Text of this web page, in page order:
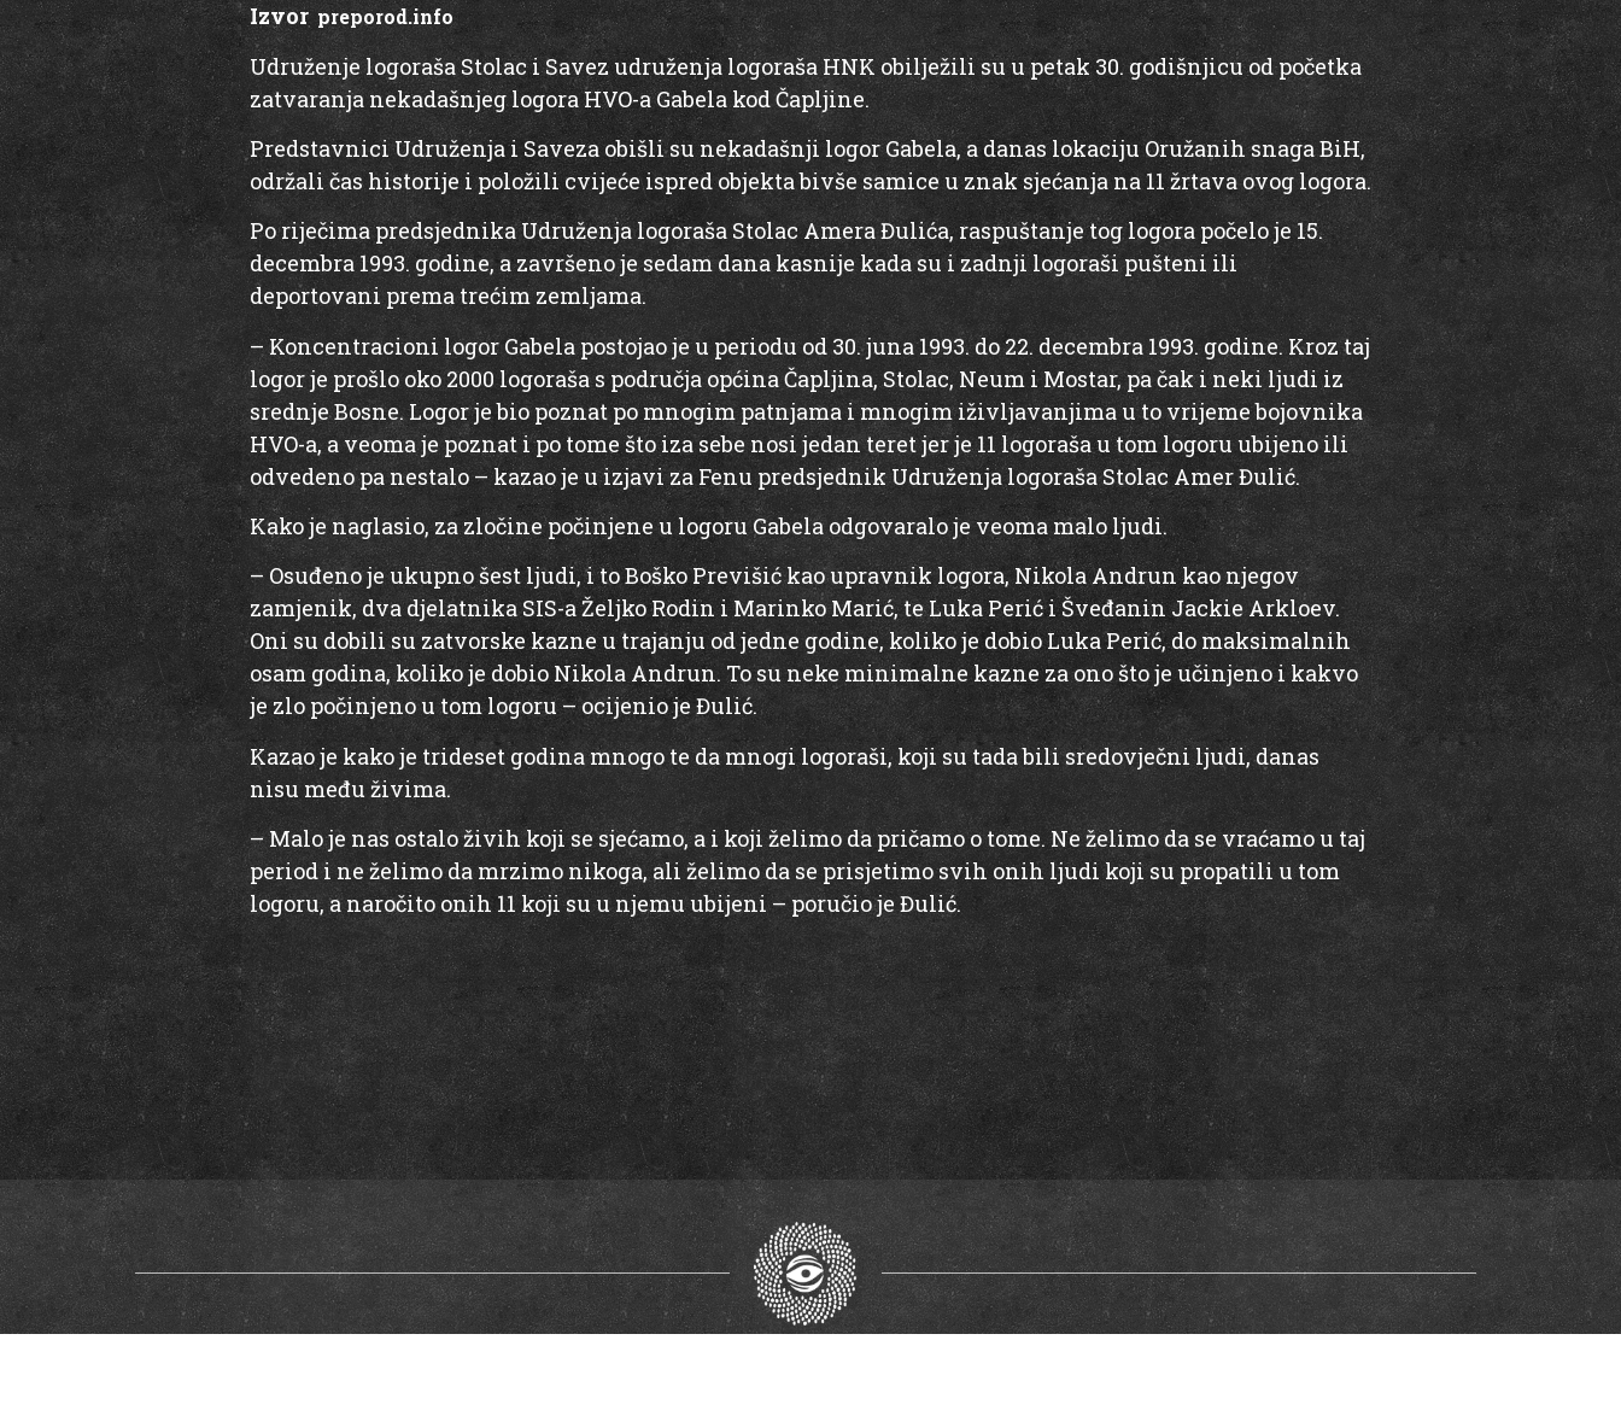
Izvor preporod.info
Udruženje logoraša Stolac i Savez udruženja logoraša HNK obilježili su u petak 30. godišnjicu od početka
zatvaranja nekadašnjeg logora HVO-a Gabela kod Čapljine.
Predstavnici Udruženja i Saveza obišli su nekadašnji logor Gabela, a danas lokaciju Oružanih snaga BiH,
održali čas historije i položili cvijeće ispred objekta bivše samice u znak sjećanja na 11 žrtava ovog logora.
Po riječima predsjednika Udruženja logoraša Stolac Amera Đulića, raspuštanje tog logora počelo je 15.
decembra 1993. godine, a završeno je sedam dana kasnije kada su i zadnji logoraši pušteni ili
deportovani prema trećim zemljama.
– Koncentracioni logor Gabela postojao je u periodu od 30. juna 1993. do 22. decembra 1993. godine. Kroz taj
logor je prošlo oko 2000 logoraša s područja općina Čapljina, Stolac, Neum i Mostar, pa čak i neki ljudi iz
srednje Bosne. Logor je bio poznat po mnogim patnjama i mnogim iživljavanjima u to vrijeme bojovnika
HVO-a, a veoma je poznat i po tome što iza sebe nosi jedan teret jer je 11 logoraša u tom logoru ubijeno ili
odvedeno pa nestalo – kazao je u izjavi za Fenu predsjednik Udruženja logoraša Stolac Amer Đulić.
Kako je naglasio, za zločine počinjene u logoru Gabela odgovaralo je veoma malo ljudi.
– Osuđeno je ukupno šest ljudi, i to Boško Previšić kao upravnik logora, Nikola Andrun kao njegov
zamjenik, dva djelatnika SIS-a Željko Rodin i Marinko Marić, te Luka Perić i Šveđanin Jackie Arkloev.
Oni su dobili su zatvorske kazne u trajanju od jedne godine, koliko je dobio Luka Perić, do maksimalnih
osam godina, koliko je dobio Nikola Andrun. To su neke minimalne kazne za ono što je učinjeno i kakvo
je zlo počinjeno u tom logoru – ocijenio je Đulić.
Kazao je kako je trideset godina mnogo te da mnogi logoraši, koji su tada bili sredovječni ljudi, danas
nisu među živima.
– Malo je nas ostalo živih koji se sjećamo, a i koji želimo da pričamo o tome. Ne želimo da se vraćamo u taj
period i ne želimo da mrzimo nikoga, ali želimo da se prisjetimo svih onih ljudi koji su propatili u tom
logoru, a naročito onih 11 koji su u njemu ubijeni – poručio je Đulić.